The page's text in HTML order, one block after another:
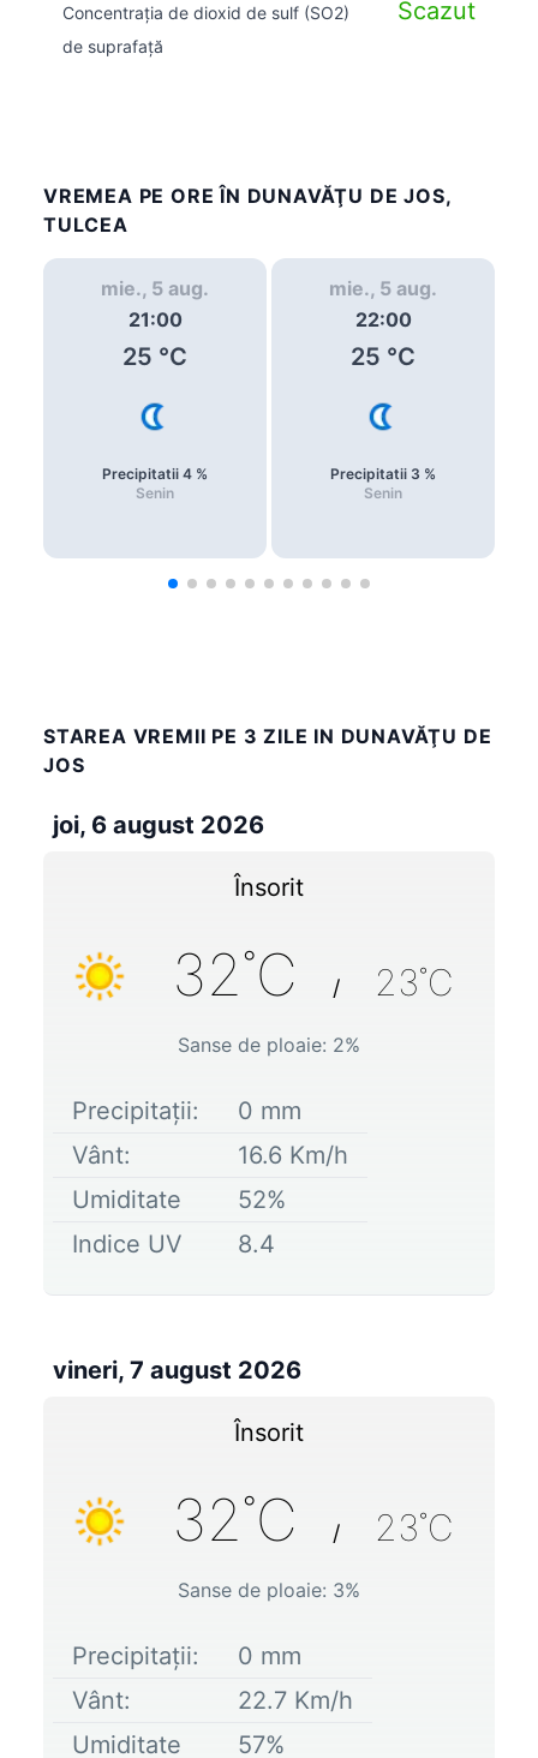
Concentrația de dioxid de sulf (SO2)
de suprafață
Scazut
VREMEA PE ORE ÎN DUNAVĂŢU DE JOS,
TULCEA
mie., 5 aug.
21:00
25 °C
Precipitatii 4 %
Senin
mie., 5 aug.
22:00
25 °C
Precipitatii 3 %
Senin
STAREA VREMII PE 3 ZILE IN DUNAVĂŢU DE
JOS
joi, 6 august 2026
Însorit
32˚C / 23˚C
Sanse de ploaie: 2%
Precipitații: 0 mm
Vânt:
16.6 Km/h
Umiditate
52%
Indice UV
8.4
vineri, 7 august 2026
Însorit
32˚C / 23˚C
Sanse de ploaie: 3%
Precipitații: 0 mm
Vânt:
22.7 Km/h
Umiditate
57%